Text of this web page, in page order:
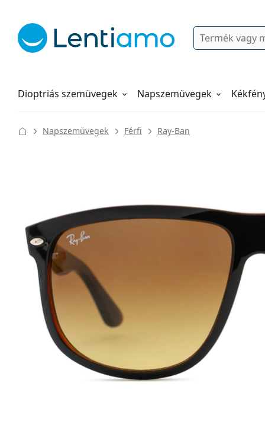
Keresés
Folyadékok
Dioptriás szemüvegek Napszemüvegek
Hogyan rendeljen
Napszemüvegek Férfi Ray-Ban
46 mm
Lencsemagasság Lencseszélesség